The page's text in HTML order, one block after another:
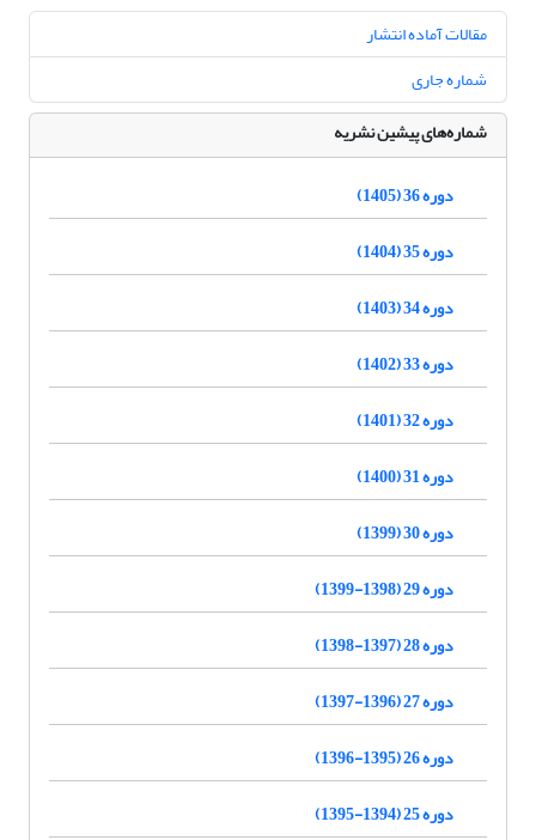
مقالات آماده انتشار
شماره جاری
شماره‌های پیشین نشریه
دوره 36 (1405)
دوره 35 (1404)
دوره 34 (1403)
دوره 33 (1402)
دوره 32 (1401)
دوره 31 (1400)
دوره 30 (1399)
دوره 29 (1398-1399)
دوره 28 (1397-1398)
دوره 27 (1396-1397)
دوره 26 (1395-1396)
دوره 25 (1394-1395)